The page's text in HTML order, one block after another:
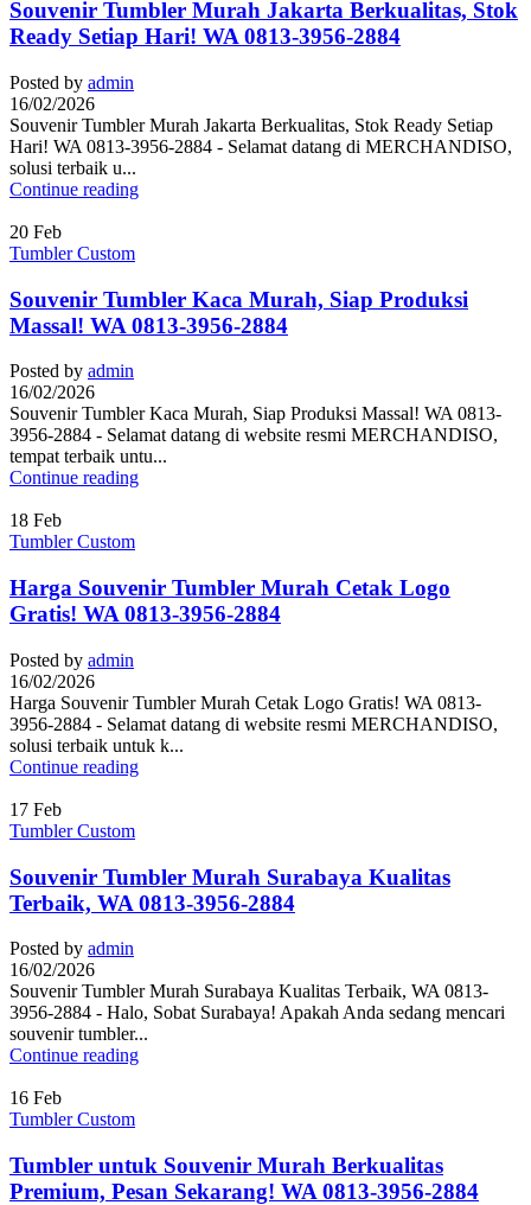
Souvenir Tumbler Murah Jakarta Berkualitas, Stok
Ready Setiap Hari! WA 0813-3956-2884
Posted by admin
16/02/2026
Souvenir Tumbler Murah Jakarta Berkualitas, Stok Ready Setiap
Hari! WA 0813-3956-2884 - Selamat datang di MERCHANDISO,
solusi terbaik u...
Continue reading
20 Feb
Tumbler Custom
Souvenir Tumbler Kaca Murah, Siap Produksi
Massal! WA 0813-3956-2884
Posted by admin
16/02/2026
Souvenir Tumbler Kaca Murah, Siap Produksi Massal! WA 0813-
3956-2884 - Selamat datang di website resmi MERCHANDISO,
tempat terbaik untu...
Continue reading
18 Feb
Tumbler Custom
Harga Souvenir Tumbler Murah Cetak Logo
Gratis! WA 0813-3956-2884
Posted by admin
16/02/2026
Harga Souvenir Tumbler Murah Cetak Logo Gratis! WA 0813-
3956-2884 - Selamat datang di website resmi MERCHANDISO,
solusi terbaik untuk k...
Continue reading
17 Feb
Tumbler Custom
Souvenir Tumbler Murah Surabaya Kualitas
Terbaik, WA 0813-3956-2884
Posted by admin
16/02/2026
Souvenir Tumbler Murah Surabaya Kualitas Terbaik, WA 0813-
3956-2884 - Halo, Sobat Surabaya! Apakah Anda sedang mencari
souvenir tumbler...
Continue reading
16 Feb
Tumbler Custom
Tumbler untuk Souvenir Murah Berkualitas
Premium, Pesan Sekarang! WA 0813-3956-2884